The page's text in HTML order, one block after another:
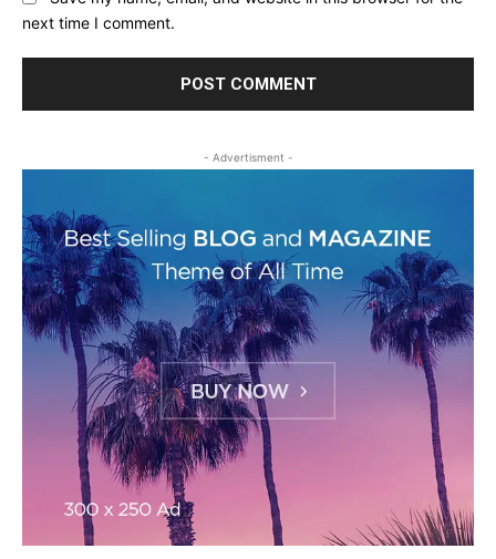
next time I comment.
- Advertisment -